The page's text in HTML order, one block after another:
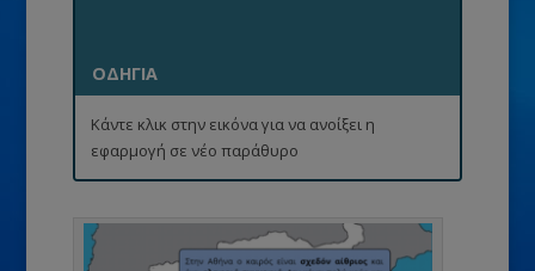
ΟΔΗΓΙΑ
Κάντε κλικ στην εικόνα για να ανοίξει η
εφαρμογή σε νέο παράθυρο